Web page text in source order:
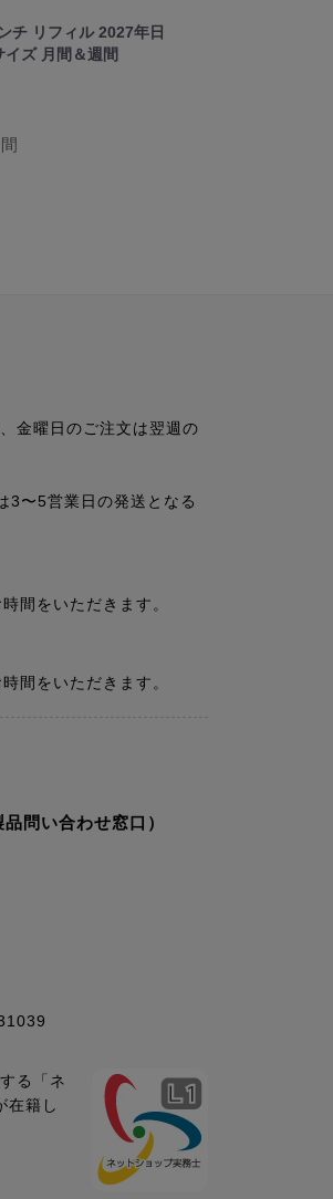
チ リフィル 2027年日
ズ 月間＆週間
、金曜日のご注文は翌週の
3〜5営業日の発送となる
間をいただきます。
間をいただきます。
問い合わせ窓口）
る「ネ
在籍し